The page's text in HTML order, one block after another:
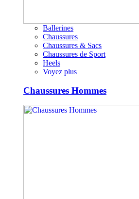
Ballerines
Chaussures
Chaussures & Sacs
Chaussures de Sport
Heels
Voyez plus
Chaussures Hommes